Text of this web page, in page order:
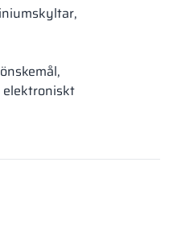
elektroniskt